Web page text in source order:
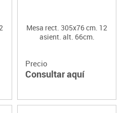
Mesa rect. 305x76 cm. 12
asient. alt. 66cm.
Precio
Consultar aquí